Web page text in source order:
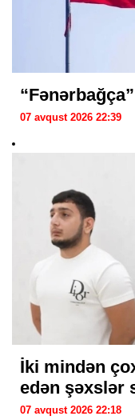
07 avqust 2026 22:39
İki mindən
edən şəxslər
07 avqust 2026 22:18